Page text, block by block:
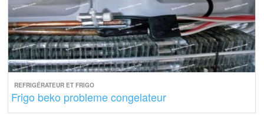
REFRIGÉRATEUR ET FRIGO
Frigo beko probleme congelateur